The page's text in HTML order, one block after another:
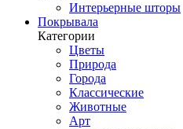
Интерьерные шторы
Покрывала
Категории
Цветы
Природа
Города
Классические
Животные
Арт